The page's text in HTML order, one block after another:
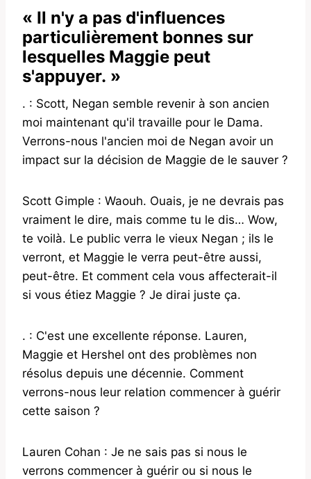
« Il n'y a pas d'influences
particulièrement bonnes sur
lesquelles Maggie peut
s'appuyer. »
. : Scott, Negan semble revenir à son ancien
moi maintenant qu'il travaille pour le Dama.
Verrons-nous l'ancien moi de Negan avoir un
impact sur la décision de Maggie de le sauver ?
Scott Gimple : Waouh. Ouais, je ne devrais pas
vraiment le dire, mais comme tu le dis… Wow,
te voilà. Le public verra le vieux Negan ; ils le
verront, et Maggie le verra peut-être aussi,
peut-être. Et comment cela vous affecterait-il
si vous étiez Maggie ? Je dirai juste ça.
. : C'est une excellente réponse. Lauren,
Maggie et Hershel ont des problèmes non
résolus depuis une décennie. Comment
verrons-nous leur relation commencer à guérir
cette saison ?
Lauren Cohan : Je ne sais pas si nous le
verrons commencer à guérir ou si nous le